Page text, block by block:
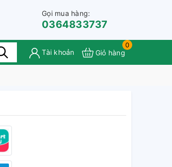
Gọi mua hàng:
0364833737
Tài khoản
0
Giỏ hàng